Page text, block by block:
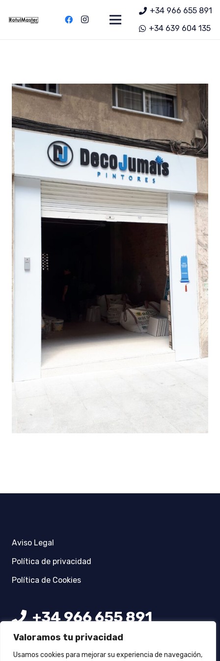
Valoramos tu privacidad
Usamos cookies para mejorar su experiencia de navegación,
+34 966 655 891
+34 639 604 135
Aviso Legal
Política de privacidad
Política de Cookies
+34 966 655 891
+34 639 604 135